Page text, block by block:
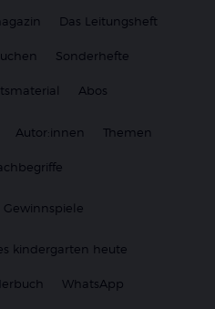
Das Leitungsheft
Sonderhefte
Abos
Autor:innen Themen
Gewinnspiele
kindergarten heute
WhatsApp